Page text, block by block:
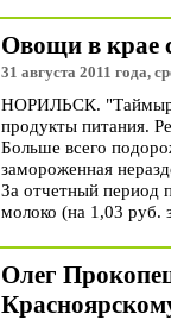
Овощи в крае
31 августа 2011 года,
НОРИЛЬСК.
продукты питания.
Больше всего
замороженная
За отчетный период
молоко (на 1,03 руб.
Олег